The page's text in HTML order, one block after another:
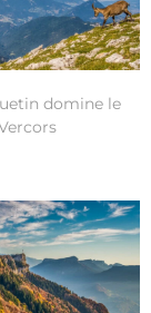
domine le